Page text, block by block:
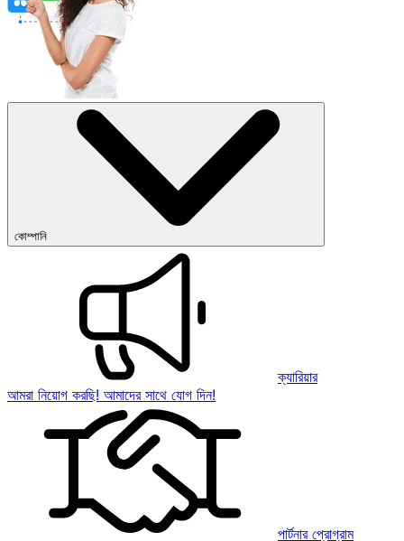
কোম্পানি
ক্যারিয়ার
আমরা নিয়োগ করছি! আমাদের সাথে যোগ দিন!
পার্টনার প্রোগ্রাম